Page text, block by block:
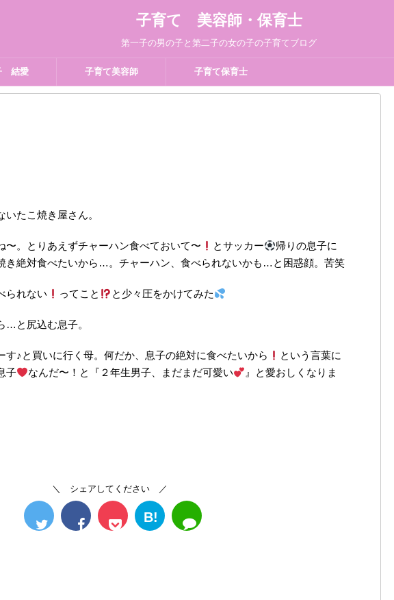
子育て 美容師・保育士
第一子の男の子と第二子の女の子の子育てブログ
結愛 子育て美容師 子育て保育士
たこ焼き屋さん。
〜。とりあえずチャーハン食べておいて〜 とサッカー
帰りの息子に
き絶対食べたいから…。チャーハン、食べられないかも…と困惑顔。苦笑
られない ってこと と少々圧をかけてみた
…と尻込む息子。
す♪と買いに行く母。何だか、息子の絶対に食べたいから
という言葉に
子
なんだ〜！と『２年生男子、まだまだ可愛い
』と愛おしくなりま
＼ シェアしてください ／
B!